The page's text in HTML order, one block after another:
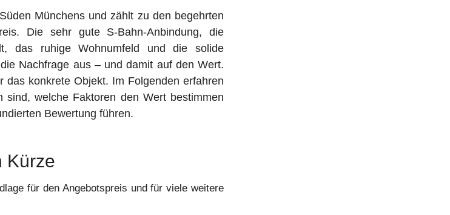
Münchens und zählt zu den begehrten
Die sehr gute S-Bahn-Anbindung, die
das ruhige Wohnumfeld und die solide
Nachfrage aus – und damit auf den Wert.
das konkrete Objekt. Im Folgenden erfahren
sind, welche Faktoren den Wert bestimmen
Bewertung führen.
Kürze
für den Angebotspreis und für viele weitere